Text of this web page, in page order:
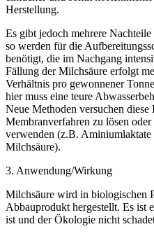
Herstellung.
Es gibt jedoch mehrere
so werden für die
benötigt, die im Nachgang
Fällung der Milchsäure erfolgt
Verhältnis pro gewonnener
hier muss eine teure
Neue Methoden versuchen diese
Membranverfahren zu lösen
verwenden (z.B.
Milchsäure).
3. Anwendung/Wirkung
Milchsäure wird in biologischen
Abbauprodukt hergestellt. Es ist
ist und der Ökologie nicht